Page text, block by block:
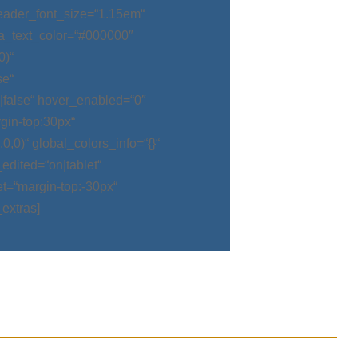
hover_enabled=“0″
top:30px“
global_colors_info=“{}“
top:-30px“